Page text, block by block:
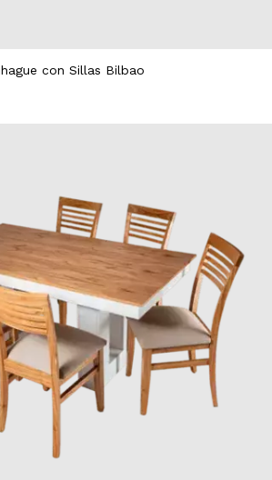
con Sillas Bilbao